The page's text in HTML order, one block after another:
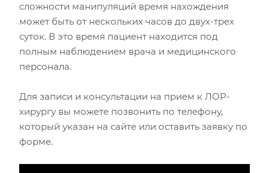
сложности манипуляций время нахождения
может быть от нескольких часов до двух-трех
суток. В это время пациент находится под
полным наблюдением врача и медицинского
персонала.
Для записи и консультации на прием к ЛОР-
хирургу вы можете позвонить по телефону,
который указан на сайте или оставить заявку по
форме.